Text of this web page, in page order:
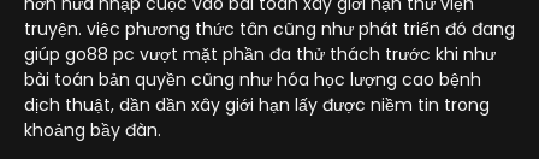
truyện. việc phương thức tân cũng như phát triển đó đang
giúp go88 pc vượt mặt phần đa thử thách trước khi như
bài toán bản quyền cũng như hóa học lượng cao bệnh
dịch thuật, dần dần xây giới hạn lấy được niềm tin trong
khoảng bầy đàn.